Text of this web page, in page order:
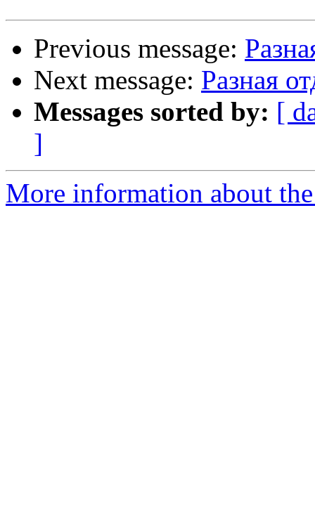
Previous message:
Next message: Разная
Messages sorted by: [
]
More information about